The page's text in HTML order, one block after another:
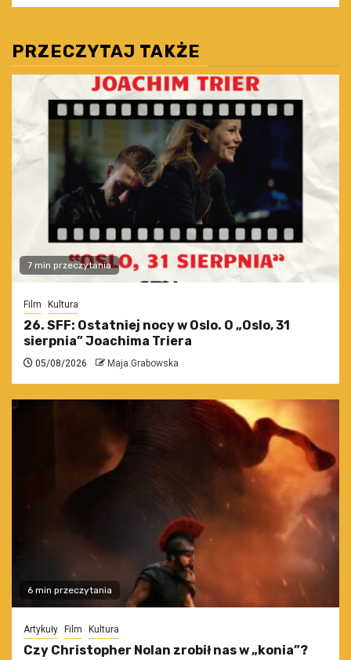
PRZECZYTAJ TAKŻE
7 min przeczytania
Film Kultura
26. SFF: Ostatniej nocy w Oslo. O „Oslo, 31
sierpnia” Joachima Triera
05/08/2026 Maja Grabowska
6 min przeczytania
Artykuły Film Kultura
Czy Christopher Nolan zrobił nas w „konia”?